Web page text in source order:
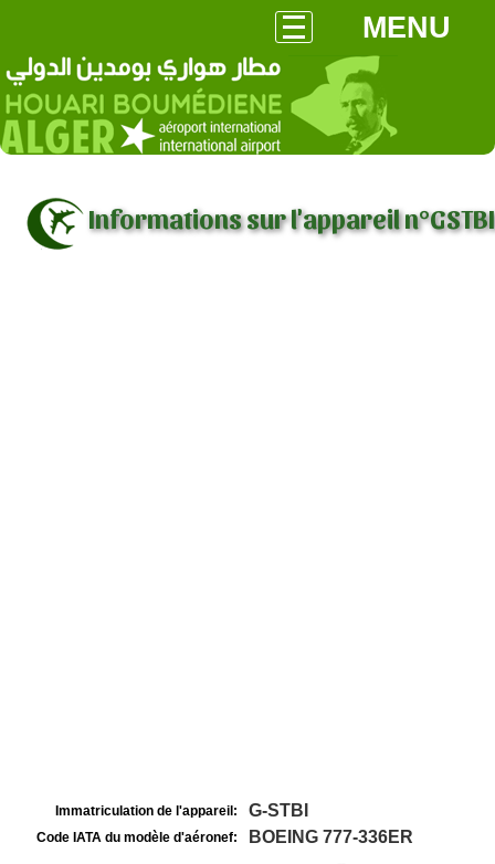
MENU
Informations sur l'appareil n°GSTBI
Immatriculation de l'appareil: G-STBI
Code IATA du modèle d'aéronef: BOEING 777-336ER